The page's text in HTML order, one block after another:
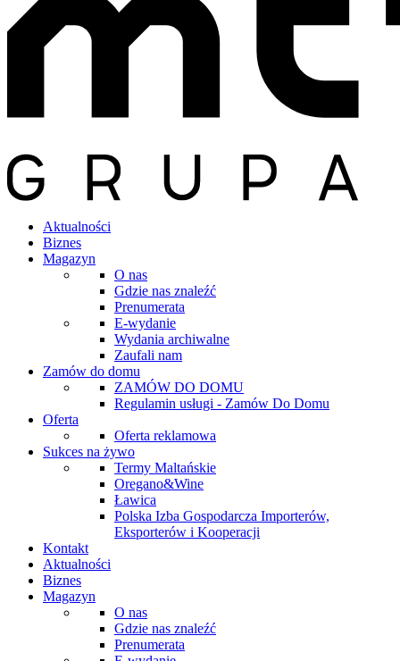
Aktualności
Biznes
Magazyn
O nas
Gdzie nas znaleźć
Prenumerata
E-wydanie
Wydania archiwalne
Zaufali nam
Zamów do domu
ZAMÓW DO DOMU
Regulamin usługi - Zamów Do Domu
Oferta
Oferta reklamowa
Sukces na żywo
Termy Maltańskie
Oregano&Wine
Ławica
Polska Izba Gospodarcza Importerów,
Eksporterów i Kooperacji
Kontakt
Aktualności
Biznes
Magazyn
O nas
Gdzie nas znaleźć
Prenumerata